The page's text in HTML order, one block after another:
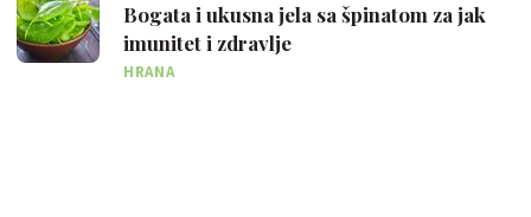
Bogata i ukusna jela sa špinatom za jak
imunitet i zdravlje
HRANA